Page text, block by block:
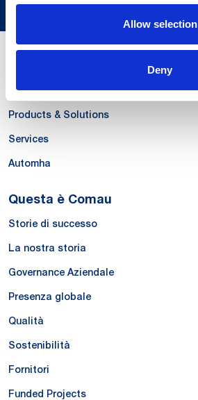
Allow selection
Deny
Le Nostre Competenze
Systems
Products & Solutions
Services
Automha
Questa è Comau
Storie di successo
La nostra storia
Governance Aziendale
Presenza globale
Qualità
Sostenibilità
Fornitori
Funded Projects